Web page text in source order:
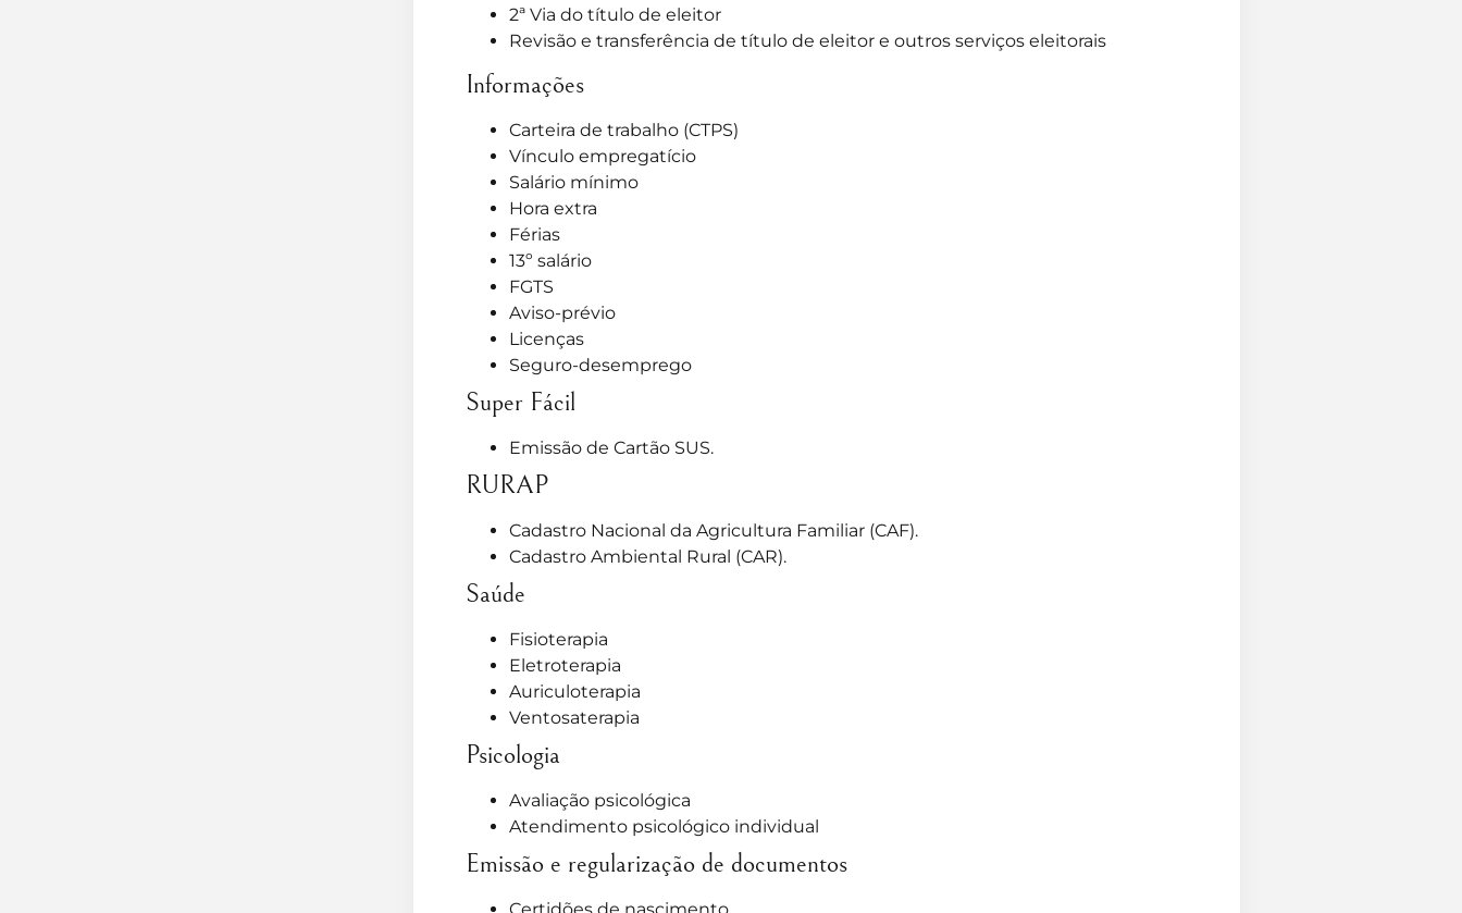
2ª Via do título de eleitor
Revisão e transferência de título de eleitor e outros serviços eleitorais
Informações
Carteira de trabalho (CTPS)
Vínculo empregatício
Salário mínimo
Hora extra
Férias
13º salário
FGTS
Aviso-prévio
Licenças
Seguro-desemprego
Super Fácil
Emissão de Cartão SUS.
RURAP
Cadastro Nacional da Agricultura Familiar (CAF).
Cadastro Ambiental Rural (CAR).
Saúde
Fisioterapia
Eletroterapia
Auriculoterapia
Ventosaterapia
Psicologia
Avaliação psicológica
Atendimento psicológico individual
Emissão e regularização de documentos